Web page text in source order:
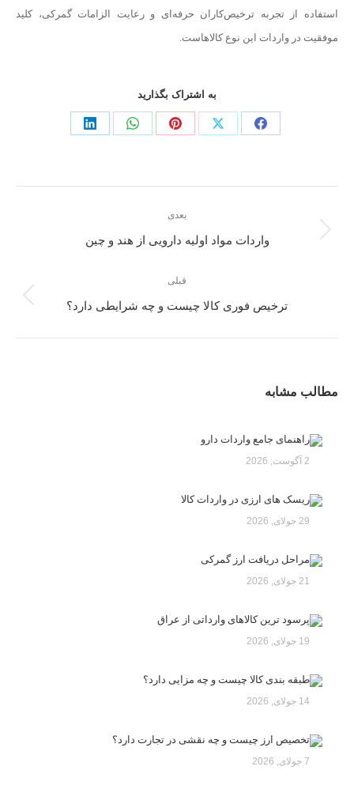
استفاده از تجربه ترخیص‌کاران حرفه‌ای و رعایت الزامات گمرکی، کلید
موفقیت در واردات این نوع کالاهاست.
به اشتراک بگذارید
قبلی
ترخیص فوری کالا چیست و چه شرایطی دارد؟
بعدی
واردات مواد اولیه دارویی از هند و چین
مطالب مشابه
راهنمای جامع واردات دارو
2 آگوست, 2026
ریسک های ارزی در واردات کالا
29 جولای, 2026
مراحل دریافت ارز گمرکی
21 جولای, 2026
پرسود ترین کالاهای وارداتی از عراق
19 جولای, 2026
طبقه بندی کالا چیست و چه مزایی دارد؟
14 جولای, 2026
تخصیص ارز چیست و چه نقشی در تجارت دارد؟
7 جولای, 2026